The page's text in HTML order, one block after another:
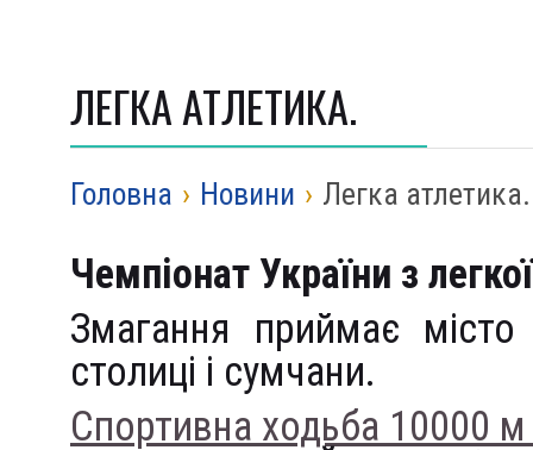
ЛЕГКА АТЛЕТИКА.
Головна › Новини › Легка атлетика.
Чемпіонат України з
Змагання приймає
столиці і сумчани.
Спортивна ходьба 10000